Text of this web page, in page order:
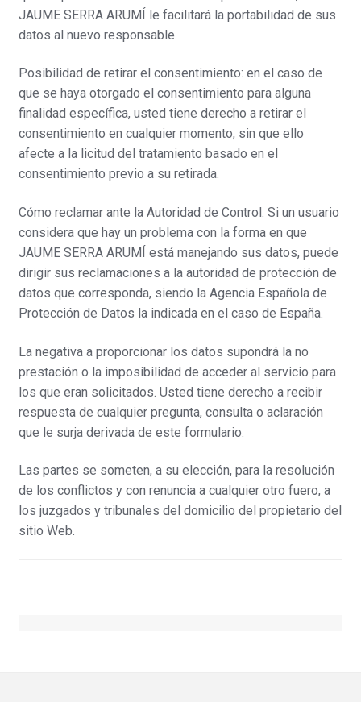
JAUME SERRA ARUMÍ le facilitará la portabilidad de sus
datos al nuevo responsable.
Posibilidad de retirar el consentimiento: en el caso de
que se haya otorgado el consentimiento para alguna
finalidad específica, usted tiene derecho a retirar el
consentimiento en cualquier momento, sin que ello
afecte a la licitud del tratamiento basado en el
consentimiento previo a su retirada.
Cómo reclamar ante la Autoridad de Control: Si un usuario
considera que hay un problema con la forma en que
JAUME SERRA ARUMÍ está manejando sus datos, puede
dirigir sus reclamaciones a la autoridad de protección de
datos que corresponda, siendo la Agencia Española de
Protección de Datos la indicada en el caso de España.
La negativa a proporcionar los datos supondrá la no
prestación o la imposibilidad de acceder al servicio para
los que eran solicitados. Usted tiene derecho a recibir
respuesta de cualquier pregunta, consulta o aclaración
que le surja derivada de este formulario.
Las partes se someten, a su elección, para la resolución
de los conflictos y con renuncia a cualquier otro fuero, a
los juzgados y tribunales del domicilio del propietario del
sitio Web.